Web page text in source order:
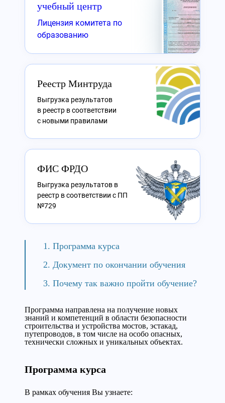
учебный центр
Лицензия комитета по
образованию
Реестр Минтруда
Выгрузка результатов
в реестр в соответствии
с новыми правилами
ФИС ФРДО
Выгрузка результатов в
реестр в соответствии с ПП
№729
Программа курса
Документ по окончании обучения
Почему так важно пройти обучение?
Программа направлена на получение новых
знаний и компетенций в области безопасности
строительства и устройства мостов, эстакад,
путепроводов, в том числе на особо опасных,
технически сложных и уникальных объектах.
Программа курса
В рамках обучения Вы узнаете: